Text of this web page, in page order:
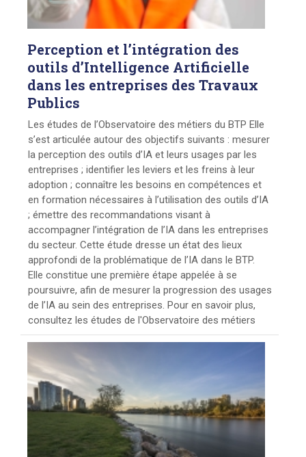
Perception et l’intégration des
outils d’Intelligence Artificielle
dans les entreprises des Travaux
Publics
Les études de l’Observatoire des métiers du BTP Elle
s’est articulée autour des objectifs suivants : mesurer
la perception des outils d’IA et leurs usages par les
entreprises ; identifier les leviers et les freins à leur
adoption ; connaître les besoins en compétences et
en formation nécessaires à l’utilisation des outils d’IA
; émettre des recommandations visant à
accompagner l’intégration de l’IA dans les entreprises
du secteur. Cette étude dresse un état des lieux
approfondi de la problématique de l’IA dans le BTP.
Elle constitue une première étape appelée à se
poursuivre, afin de mesurer la progression des usages
de l’IA au sein des entreprises. Pour en savoir plus,
consultez les études de l'Observatoire des métiers